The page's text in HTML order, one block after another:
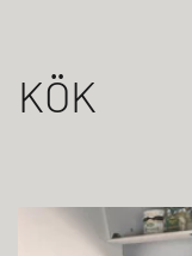
KÖK